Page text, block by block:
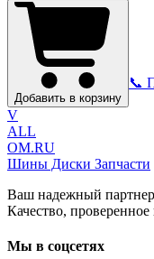
Добавить в корзину
📞
V
ALL
OM.RU
Шины Диски Запчасти
Ваш надежный
Качество,
Мы в соцсетях